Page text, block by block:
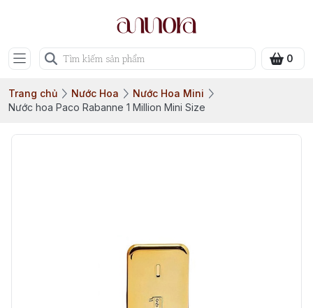
0
Trang chủ Nước Hoa
Nước Hoa Mini
Nước hoa Paco Rabanne 1 Million Mini Size